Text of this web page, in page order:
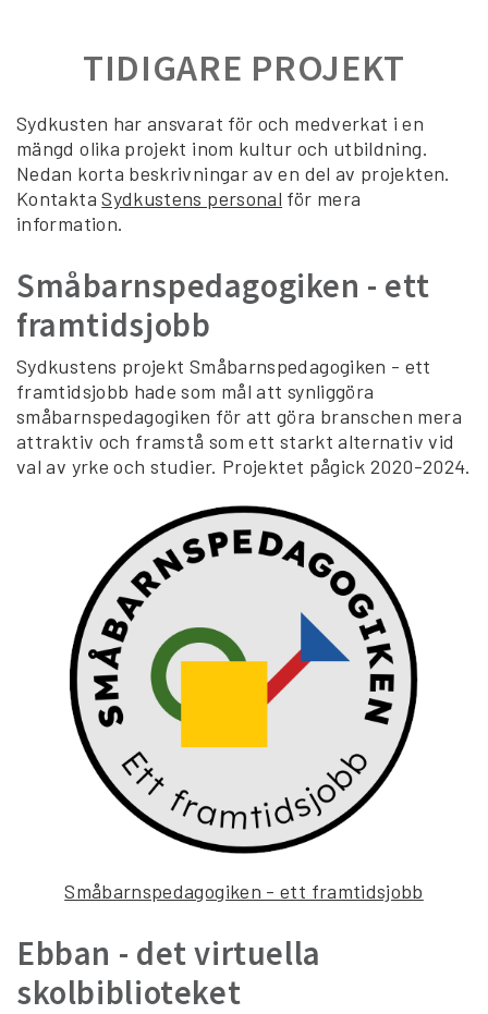
TIDIGARE PROJEKT
Sydkusten har ansvarat för och medverkat i en
mängd olika projekt inom kultur och utbildning.
Nedan korta beskrivningar av en del av projekten.
KontaktaSydkustens personal för mera
information.
Småbarnspedagogiken - ett
framtidsjobb
Sydkustens projekt Småbarnspedagogiken - ett
framtidsjobb hade som mål att synliggöra
småbarnspedagogiken för att göra branschen mera
attraktiv och framstå som ett starkt alternativ vid
val av yrke och studier. Projektet pågick 2020-2024.
Småbarnspedagogiken - ett framtidsjobb
Ebban - det virtuella
skolbiblioteket